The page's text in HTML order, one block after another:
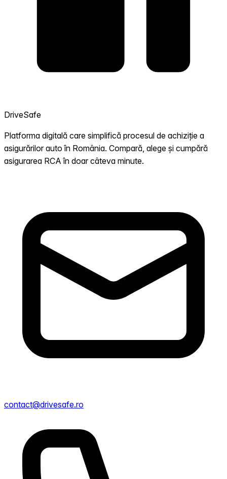
DriveSafe
Platforma digitală care simplifică procesul de achiziție a
asigurărilor auto în România. Compară, alege și cumpără
asigurarea RCA în doar câteva minute.
contact@drivesafe.ro